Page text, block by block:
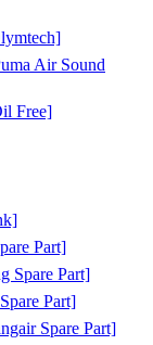
Air Sound
Free]
Part]
Spare Part]
Part]
Spare Part]